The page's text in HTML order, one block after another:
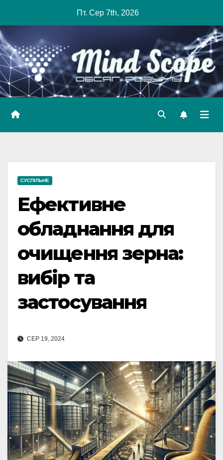
content
Пт. Сер 7th, 2026
СУСПІЛЬНЕ
Ефективне
обладнання для
очищення зерна:
вибір та
застосування
СЕР 19, 2024